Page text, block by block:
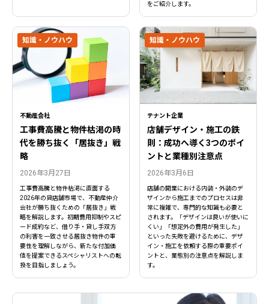
をご紹介します。
不動産会社
工事費高騰と物件枯渇の時
代を勝ち抜く「居抜き」戦
略
2026年3月27日
工事費高騰と物件枯渇に直面する
2026年の貸店舗市場で、不動産仲介
会社が勝ち抜くための「居抜き」戦
略を解説します。初期費用抑制やスピ
ード成約など、借り手・貸し手双方
の利害を一致させる居抜き物件の重
要性を理解しながら、新たな付加価
値を提案できるスペシャリストへの転
換を目指しましょう。
知識・ノウハウ
テナント企業
店舗デザイン・施工の鉄
則：成功へ導く3つのポイ
ントと業種別注意点
2026年3月6日
店舗の開業における内装・外装のデ
ザインから施工までのプロセスは非
常に複雑で、専門的な知識も必要と
されます。「デザインは良いが使いに
くい」「想定外の費用が発生した」
といった失敗を避けるために、デザ
イン・施工を依頼する際の重要ポイ
ントと、業態別の注意点を解説しま
す。
知識・ノウハウ